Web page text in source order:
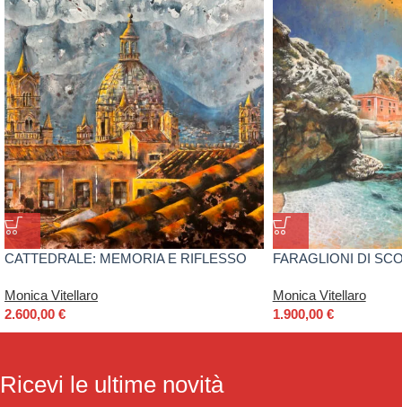
CATTEDRALE: MEMORIA E RIFLESSO
Monica Vitellaro
2.600,00 €
FARAGLIONI DI
Monica Vitellaro
1.900,00 €
Ricevi le ultime novità